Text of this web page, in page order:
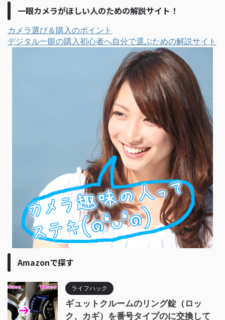
一眼カメラがほしい人のための解説サイト！
カメラ選び＆購入のポイント
デジタル一眼の購入初心者へ自分で選ぶための解説サイト
Amazonで探す
ライフハック
ギュットクルームのリング錠（ロッ
ク、カギ）を番号タイプのに交換して